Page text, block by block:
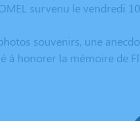
survenu le vendredi
souvenirs, une
à honorer la mémoire de